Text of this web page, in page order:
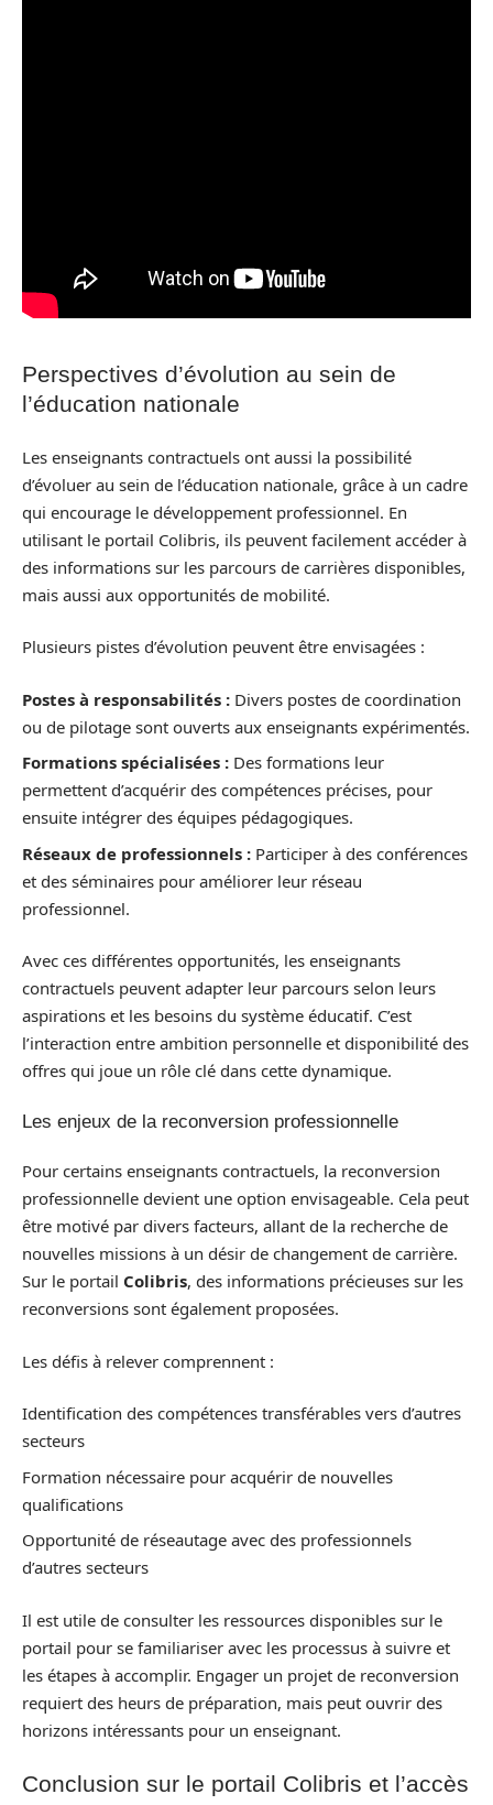
Perspectives d’évolution au sein de
l’éducation nationale
Les enseignants contractuels ont aussi la possibilité
d’évoluer au sein de l’éducation nationale, grâce à un cadre
qui encourage le développement professionnel. En
utilisant le portail Colibris, ils peuvent facilement accéder à
des informations sur les parcours de carrières disponibles,
mais aussi aux opportunités de mobilité.
Plusieurs pistes d’évolution peuvent être envisagées :
Postes à responsabilités : Divers postes de coordination
ou de pilotage sont ouverts aux enseignants expérimentés.
Formations spécialisées : Des formations leur
permettent d’acquérir des compétences précises, pour
ensuite intégrer des équipes pédagogiques.
Réseaux de professionnels : Participer à des conférences
et des séminaires pour améliorer leur réseau
professionnel.
Avec ces différentes opportunités, les enseignants
contractuels peuvent adapter leur parcours selon leurs
aspirations et les besoins du système éducatif. C’est
l’interaction entre ambition personnelle et disponibilité des
offres qui joue un rôle clé dans cette dynamique.
Les enjeux de la reconversion professionnelle
Pour certains enseignants contractuels, la reconversion
professionnelle devient une option envisageable. Cela peut
être motivé par divers facteurs, allant de la recherche de
nouvelles missions à un désir de changement de carrière.
Sur le portail Colibris, des informations précieuses sur les
reconversions sont également proposées.
Les défis à relever comprennent :
Identification des compétences transférables vers d’autres
secteurs
Formation nécessaire pour acquérir de nouvelles
qualifications
Opportunité de réseautage avec des professionnels
d’autres secteurs
Il est utile de consulter les ressources disponibles sur le
portail pour se familiariser avec les processus à suivre et
les étapes à accomplir. Engager un projet de reconversion
requiert des heurs de préparation, mais peut ouvrir des
horizons intéressants pour un enseignant.
Conclusion sur le portail Colibris et l’accès